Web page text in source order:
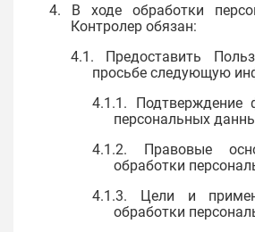
4. В ходе обработки
Контролер обязан:
4.1. Предоставить
просьбе следующую
4.1.1. Подтверждение
персональных
4.1.2. Правовые
обработки
4.1.3. Цели и
обработки